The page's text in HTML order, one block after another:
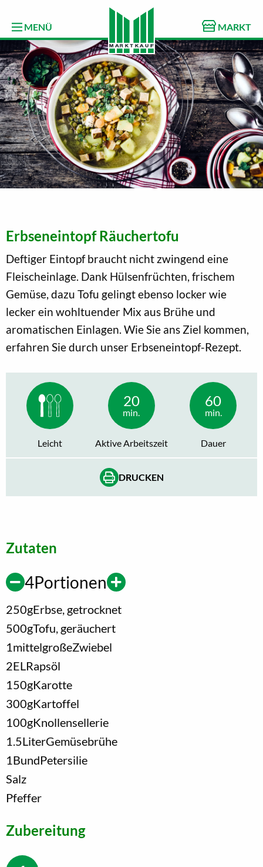
MENÜ MARKT
Erbseneintopf Räuchertofu
Deftiger Eintopf braucht nicht zwingend eine
Fleischeinlage. Dank Hülsenfrüchten, frischem
Gemüse, dazu Tofu gelingt ebenso locker wie
lecker ein wohltuender Mix aus Brühe und
aromatischen Einlagen. Wie Sie ans Ziel kommen,
erfahren Sie durch unser Erbseneintopf-Rezept.
Leicht
20
min.
Aktive Arbeitszeit
60
min.
Dauer
DRUCKEN
Zutaten
4Portionen
250gErbse, getrocknet
500gTofu, geräuchert
1 mittelgroßeZwiebel
2EL Rapsöl
150gKarotte
300gKartoffel
100gKnollensellerie
1.5LiterGemüsebrühe
1 BundPetersilie
Salz
Pfeffer
Zubereitung